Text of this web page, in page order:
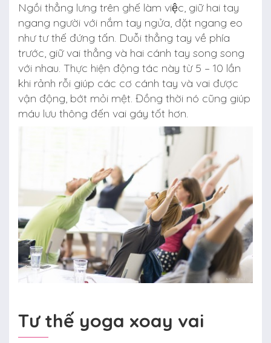
Ngồi thẳng lưng trên ghế làm việc, giữ hai tay
ngang người với nắm tay ngửa, đặt ngang eo
như tư thế đứng tấn. Duỗi thẳng tay về phía
trước, giữ vai thẳng và hai cánh tay song song
với nhau. Thực hiện động tác này từ 5 – 10 lần
khi rảnh rỗi giúp các cơ cánh tay và vai được
vận động, bớt mỏi mệt. Đồng thời nó cũng giúp
máu lưu thông đến vai gáy tốt hơn.
Tư thế yoga xoay vai